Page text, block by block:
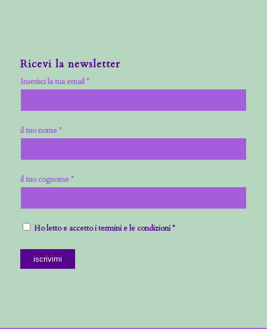
Ricevi la newsletter
Inserisci la tua email *
il tuo nome *
il tuo cognome *
Ho letto e accetto i termini e le condizioni *